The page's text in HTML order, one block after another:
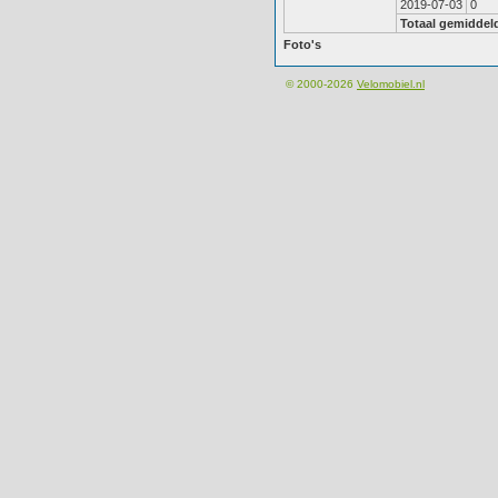
2019-07-03 0
Totaal
Foto's
© 2000-2026 Velomobiel.nl